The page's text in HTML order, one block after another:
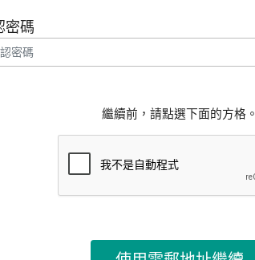
密碼
繼續前，請點選下面的方格。